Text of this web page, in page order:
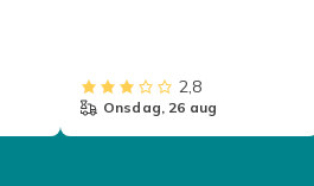
2,8
onsdag, 26 aug